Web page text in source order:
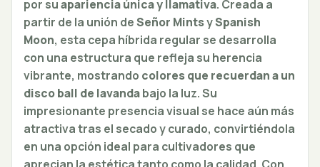
por suapariencia única y llamativa. Creada a
partir de la unión deSeñor MintsySpanish
Moon, esta cepa híbrida regular se desarrolla
con una estructura que refleja su herencia
vibrante, mostrando colores que recuerdan a un
disco ball de lavandabajo la luz. Su
impresionante presencia visual se hace aún más
atractiva tras el secado y curado, convirtiéndola
en una opción ideal para cultivadores que